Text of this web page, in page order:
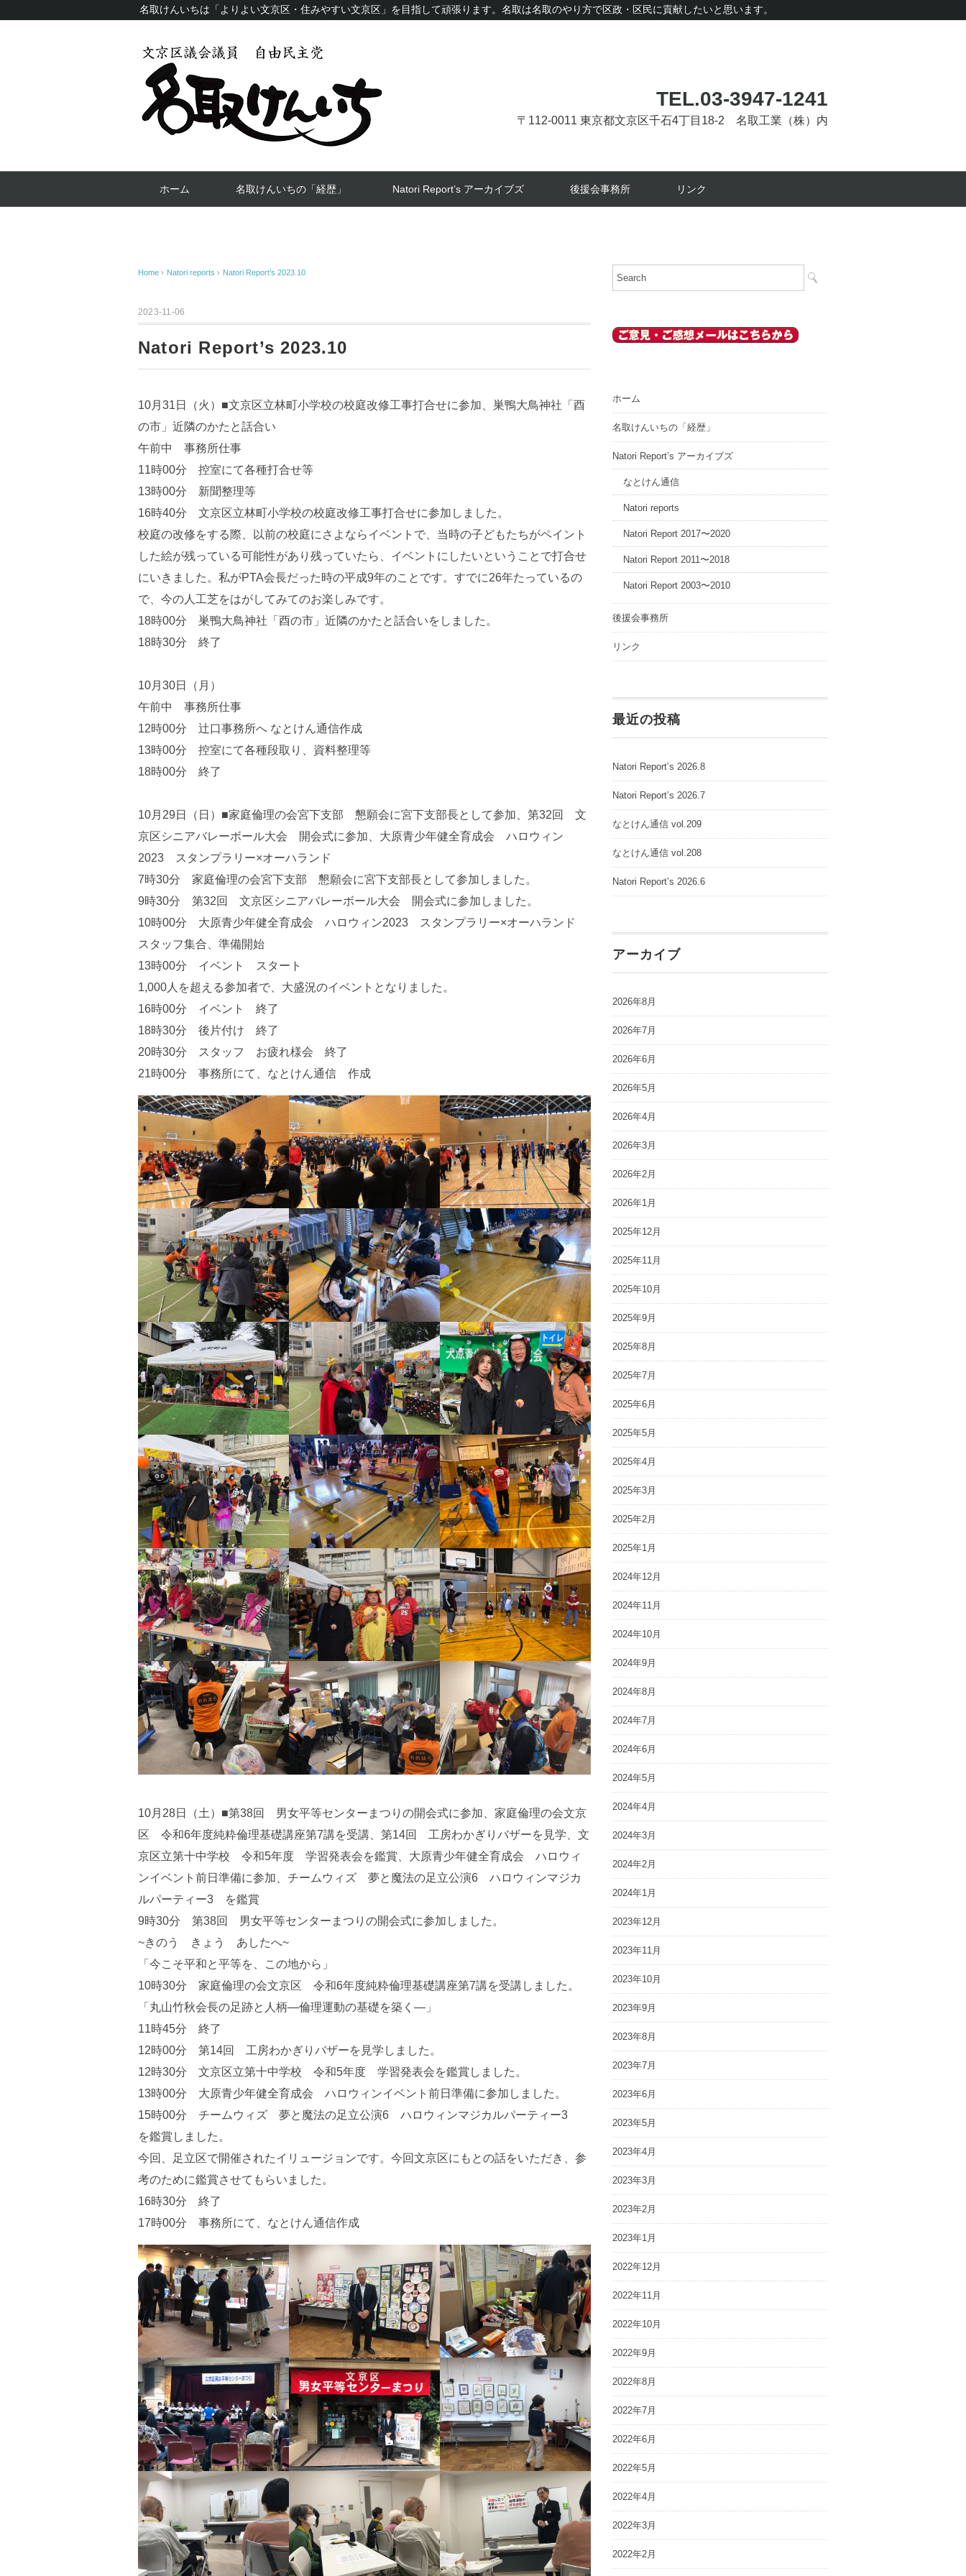
名取けんいちは「よりよい文京区・住みやすい文京区」を目指して頑張ります。名取は名取のやり方で区政・区民に貢献したいと思います。
TEL.03-3947-1241
〒112-0011 東京都文京区千石4丁目18-2 名取工業（株）内
ホーム 名取けんいちの「経歴」 Natori Report’s アーカイブズ 後援会事務所 リンク
Home › Natori reports › Natori Report’s 2023.10
2023-11-06
Natori Report’s 2023.10
10月31日（火）■文京区立林町小学校の校庭改修工事打合せに参加、巣鴨大鳥神社「酉
の市」近隣のかたと話合い
午前中 事務所仕事
11時00分 控室にて各種打合せ等
13時00分 新聞整理等
16時40分 文京区立林町小学校の校庭改修工事打合せに参加しました。
校庭の改修をする際、以前の校庭にさよならイベントで、当時の子どもたちがペイント
した絵が残っている可能性があり残っていたら、イベントにしたいということで打合せ
にいきました。私がPTA会長だった時の平成9年のことです。すでに26年たっているの
で、今の人工芝をはがしてみてのお楽しみです。
18時00分 巣鴨大鳥神社「酉の市」近隣のかたと話合いをしました。
18時30分 終了
10月30日（月）
午前中 事務所仕事
12時00分 辻口事務所へ なとけん通信作成
13時00分 控室にて各種段取り、資料整理等
18時00分 終了
10月29日（日）■家庭倫理の会宮下支部 懇願会に宮下支部長として参加、第32回 文
京区シニアバレーボール大会 開会式に参加、大原青少年健全育成会 ハロウィン
2023 スタンプラリー×オーハランド
7時30分 家庭倫理の会宮下支部 懇願会に宮下支部長として参加しました。
9時30分 第32回 文京区シニアバレーボール大会 開会式に参加しました。
10時00分 大原青少年健全育成会 ハロウィン2023 スタンプラリー×オーハランド
スタッフ集合、準備開始
13時00分 イベント スタート
1,000人を超える参加者で、大盛況のイベントとなりました。
16時00分 イベント 終了
18時30分 後片付け 終了
20時30分 スタッフ お疲れ様会 終了
21時00分 事務所にて、なとけん通信 作成
10月28日（土）■第38回 男女平等センターまつりの開会式に参加、家庭倫理の会文京
区 令和6年度純粋倫理基礎講座第7講を受講、第14回 工房わかぎりバザーを見学、文
京区立第十中学校 令和5年度 学習発表会を鑑賞、大原青少年健全育成会 ハロウィ
ンイベント前日準備に参加、チームウィズ 夢と魔法の足立公演6 ハロウィンマジカ
ルパーティー3 を鑑賞
9時30分 第38回 男女平等センターまつりの開会式に参加しました。
~きのう きょう あしたへ~
「今こそ平和と平等を、この地から」
10時30分 家庭倫理の会文京区 令和6年度純粋倫理基礎講座第7講を受講しました。
「丸山竹秋会長の足跡と人柄—倫理運動の基礎を築く—」
11時45分 終了
12時00分 第14回 工房わかぎりバザーを見学しました。
12時30分 文京区立第十中学校 令和5年度 学習発表会を鑑賞しました。
13時00分 大原青少年健全育成会 ハロウィンイベント前日準備に参加しました。
15時00分 チームウィズ 夢と魔法の足立公演6 ハロウィンマジカルパーティー3
を鑑賞しました。
今回、足立区で開催されたイリュージョンです。今回文京区にもとの話をいただき、参
考のために鑑賞させてもらいました。
16時30分 終了
17時00分 事務所にて、なとけん通信作成
ホーム
名取けんいちの「経歴」
Natori Report’s アーカイブズ
なとけん通信
Natori reports
Natori Report 2017〜2020
Natori Report 2011〜2018
Natori Report 2003〜2010
後援会事務所
リンク
最近の投稿
Natori Report’s 2026.8
Natori Report’s 2026.7
なとけん通信 vol.209
なとけん通信 vol.208
Natori Report’s 2026.6
アーカイブ
2026年8月
2026年7月
2026年6月
2026年5月
2026年4月
2026年3月
2026年2月
2026年1月
2025年12月
2025年11月
2025年10月
2025年9月
2025年8月
2025年7月
2025年6月
2025年5月
2025年4月
2025年3月
2025年2月
2025年1月
2024年12月
2024年11月
2024年10月
2024年9月
2024年8月
2024年7月
2024年6月
2024年5月
2024年4月
2024年3月
2024年2月
2024年1月
2023年12月
2023年11月
2023年10月
2023年9月
2023年8月
2023年7月
2023年6月
2023年5月
2023年4月
2023年3月
2023年2月
2023年1月
2022年12月
2022年11月
2022年10月
2022年9月
2022年8月
2022年7月
2022年6月
2022年5月
2022年4月
2022年3月
2022年2月